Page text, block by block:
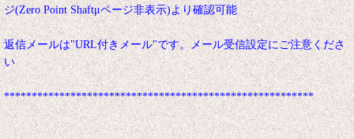
ジ(Zero Point Shaftμページ非表示)より確認可能
返信メールは"URL付きメール"です。メール受信設定にご注意くださ
い
********************************************************